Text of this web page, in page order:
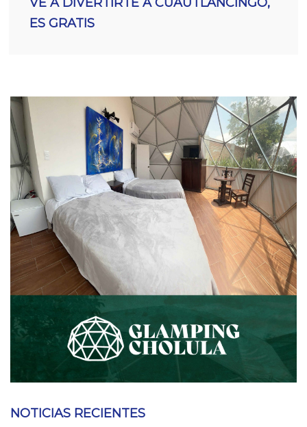
VE A DIVERTIRTE A CUAUTLANCINGO,
ES GRATIS
NOTICIAS RECIENTES